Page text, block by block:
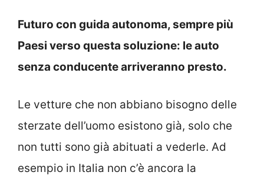
Futuro con guida autonoma, sempre più
Paesi verso questa soluzione: le auto
senza conducente arriveranno presto.
Le vetture che non abbiano bisogno delle
sterzate dell’uomo esistono già, solo che
non tutti sono già abituati a vederle. Ad
esempio in Italia non c’è ancora la